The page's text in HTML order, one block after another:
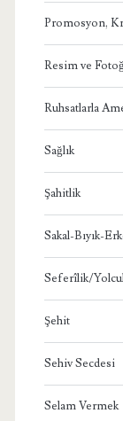
Promosyon,
Resim ve
Ruhsatlarla
Sağlık
Şahitlik
Sakal-Bıyık-
Seferîlik/
Şehit
Sehiv Secdesi
Selam Vermek